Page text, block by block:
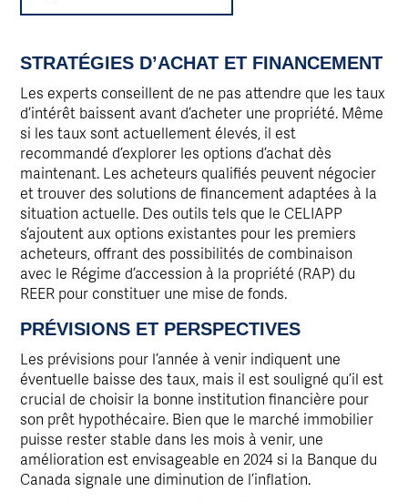
STRATÉGIES D’ACHAT ET FINANCEMENT
Les experts conseillent de ne pas attendre que les taux
d’intérêt baissent avant d’acheter une propriété. Même
si les taux sont actuellement élevés, il est
recommandé d’explorer les options d’achat dès
maintenant. Les acheteurs qualifiés peuvent négocier
et trouver des solutions de financement adaptées à la
situation actuelle. Des outils tels que le CELIAPP
s’ajoutent aux options existantes pour les premiers
acheteurs, offrant des possibilités de combinaison
avec le Régime d’accession à la propriété (RAP) du
REER pour constituer une mise de fonds.
PRÉVISIONS ET PERSPECTIVES
Les prévisions pour l’année à venir indiquent une
éventuelle baisse des taux, mais il est souligné qu’il est
crucial de choisir la bonne institution financière pour
son prêt hypothécaire. Bien que le marché immobilier
puisse rester stable dans les mois à venir, une
amélioration est envisageable en 2024 si la Banque du
Canada signale une diminution de l’inflation.